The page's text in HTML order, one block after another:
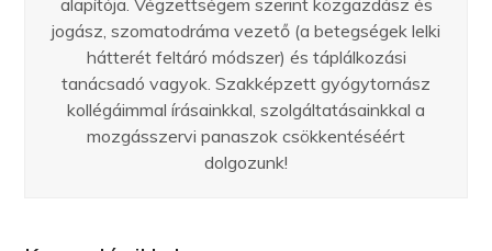
alapítója. Végzettségem szerint közgazdász és
jogász, szomatodráma vezető (a betegségek lelki
hátterét feltáró módszer) és táplálkozási
tanácsadó vagyok. Szakképzett gyógytornász
kollégáimmal írásainkkal, szolgáltatásainkkal a
mozgásszervi panaszok csökkentéséért
dolgozunk!
Arthuman Asszisztens